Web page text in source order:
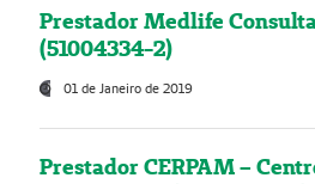
Prestador Medlife
(51004334-2)
01 de Janeiro de 2019
Prestador CERPAM –